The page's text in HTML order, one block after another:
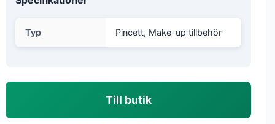
Typ Pincett, Make-up tillbehör
Till butik